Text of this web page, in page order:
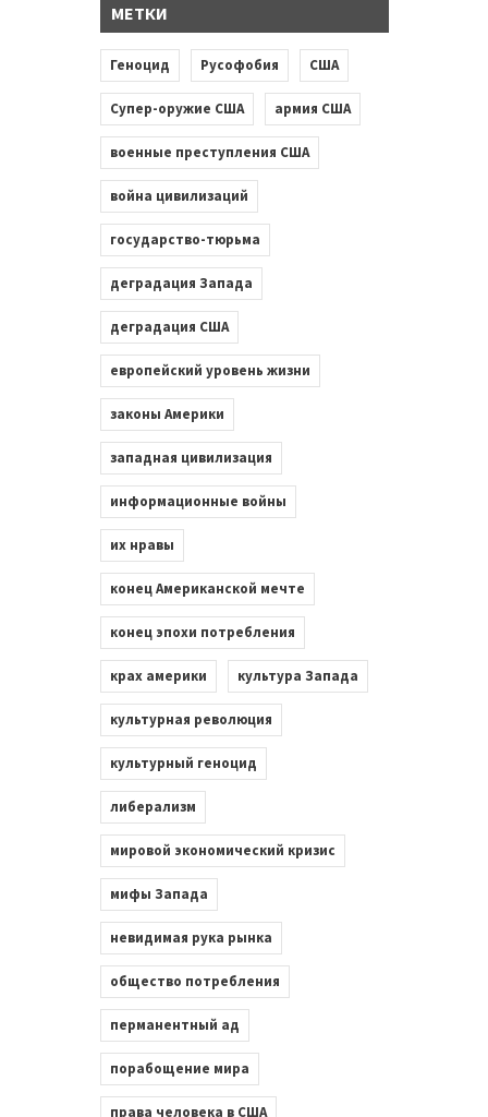
МЕТКИ
Геноцид Русофобия США
Супер-оружие США армия США
военные преступления США
война цивилизаций
государство-тюрьма
деградация Запада
деградация США
европейский уровень жизни
законы Америки
западная цивилизация
информационные войны
их нравы
конец Американской мечте
конец эпохи потребления
крах америки культура Запада
культурная революция
культурный геноцид
либерализм
мировой экономический кризис
мифы Запада
невидимая рука рынка
общество потребления
перманентный ад
порабощение мира
права человека в США